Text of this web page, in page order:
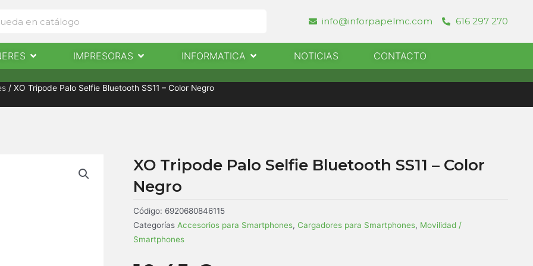
info@inforpapelmc.com 616 297 270
INFORMÁTICA NOTICIAS CONTACTO
Abrir EscaneresIMPRESORAS Abrir ImpresorasINFORMATICA Abrir InformaticaNOTICIAS CONTACTO
/ XO Tripode Palo Selfie Bluetooth SS11 – Color Negro
XO Tripode Palo Selfie Bluetooth SS11 – Color
Negro
Código: 6920680846115
Categorías Accesorios para Smartphones, Cargadores para Smartphones, Movilidad /
Smartphones